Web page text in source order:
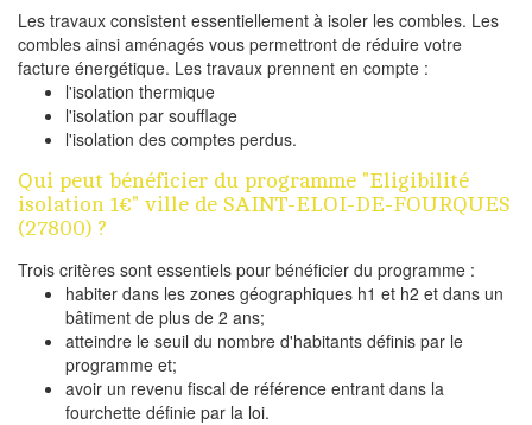
Les travaux consistent essentiellement à isoler les combles. Les
combles ainsi aménagés vous permettront de réduire votre
facture énergétique. Les travaux prennent en compte :
l'isolation thermique
l'isolation par soufflage
l'isolation des comptes perdus.
Qui peut bénéficier du programme "Eligibilité
isolation 1€" ville de SAINT-ELOI-DE-FOURQUES
(27800) ?
Trois critères sont essentiels pour bénéficier du programme :
habiter dans les zones géographiques h1 et h2 et dans un
bâtiment de plus de 2 ans;
atteindre le seuil du nombre d'habitants définis par le
programme et;
avoir un revenu fiscal de référence entrant dans la
fourchette définie par la loi.